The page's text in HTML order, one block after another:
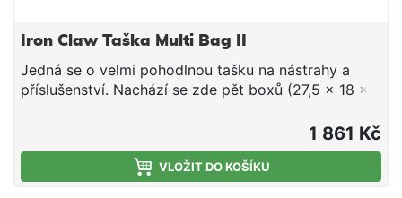
Iron Claw Taška Multi Bag II
Jedná se o velmi pohodlnou tašku na nástrahy a
příslušenství. Nachází se zde pět boxů (27,5 x 18 x
popruh, takže se dá velice pohodlně nosit i na
dlouhých cestách. Kromě toho je spodní část
zpevněna PVC.materiál: 600D PVC polyestervelikost:
cca 48 x 20 x 25 cm
1 861 Kč
VLOŽIT DO KOŠÍKU